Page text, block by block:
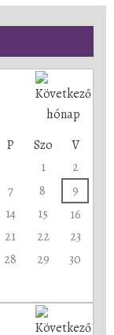
P Szo
V
1
2
7 8
9
14 15
16
21 22
23
28 29
30